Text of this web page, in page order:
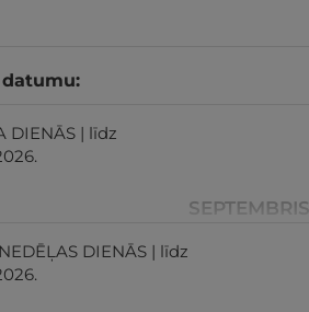
DIENĀS | līdz
SEPTEMBRIS
DIENĀS | līdz